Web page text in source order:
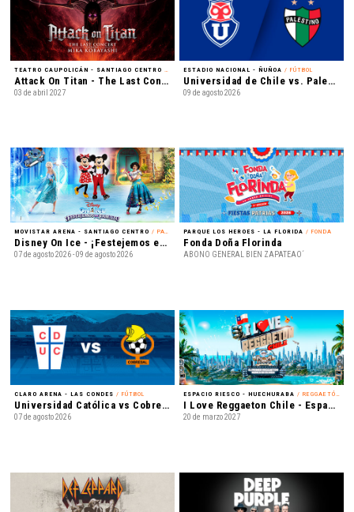
TEATRO CAUPOLICÁN - SANTIAGO CENTRO
Attack On Titan - The Last Concert
03 de abril 2027
ESTADIO NACIONAL - ÑUÑOA / FÚTBOL
Universidad de Chile vs. Palestino - Liga de Primera Mercado Libre - Fecha 18
09 de agosto 2026
MOVISTAR ARENA - SANTIAGO CENTRO / PATINAJE EN HIELO
Disney On Ice - ¡Festejemos en Familia!
07 de agosto 2026 - 09 de agosto 2026
PARQUE LOS HEROES - LA FLORIDA / FONDA
Fonda Doña Florinda
ABONO GENERAL BIEN ZAPATEAO´
CLARO ARENA - LAS CONDES / FÚTBOL
Universidad Católica vs Cobresal - Liga de Primera Mercado Libre - Fecha 18
07 de agosto 2026
ESPACIO RIESCO - HUECHURABA / REGGAETÓN
I Love Reggaeton Chile - Espacio Riesco 2027
20 de marzo 2027